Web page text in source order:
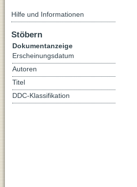
Hilfe und Informationen
Stöbern
Dokumentanzeige
Erscheinungsdatum
Autoren
Titel
DDC-Klassifikation